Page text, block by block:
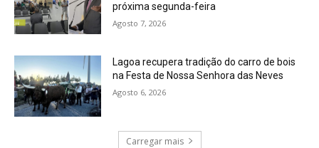
próxima segunda-feira
Agosto 7, 2026
Lagoa recupera tradição do carro de bois
na Festa de Nossa Senhora das Neves
Agosto 6, 2026
Carregar mais